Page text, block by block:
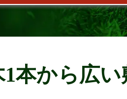
1本から広い